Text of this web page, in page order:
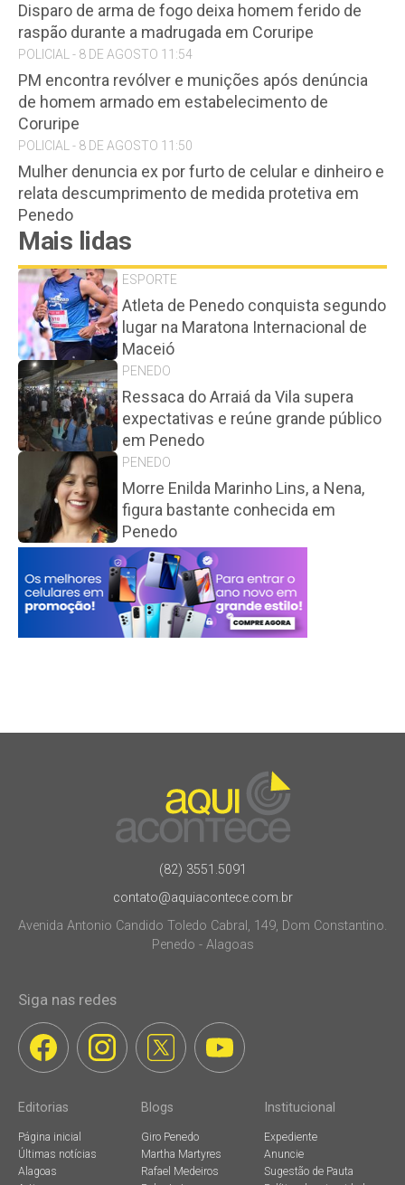
Disparo de arma de fogo deixa homem ferido de
raspão durante a madrugada em Coruripe
POLICIAL - 8 DE AGOSTO 11:54
PM encontra revólver e munições após denúncia
de homem armado em estabelecimento de
Coruripe
POLICIAL - 8 DE AGOSTO 11:50
Mulher denuncia ex por furto de celular e dinheiro e
relata descumprimento de medida protetiva em
Penedo
Mais lidas
ESPORTE
Atleta de Penedo conquista segundo
lugar na Maratona Internacional de
Maceió
PENEDO
Ressaca do Arraiá da Vila supera
expectativas e reúne grande público
em Penedo
PENEDO
Morre Enilda Marinho Lins, a Nena,
figura bastante conhecida em
Penedo
(82) 3551.5091
contato@aquiacontece.com.br
Avenida Antonio Candido Toledo Cabral, 149, Dom Constantino.
Penedo - Alagoas
Siga nas redes
Editorias
Página inicial
Últimas notícias
Alagoas
Blogs
Giro Penedo
Martha Martyres
Rafael Medeiros
Institucional
Expediente
Anuncie
Sugestão de Pauta